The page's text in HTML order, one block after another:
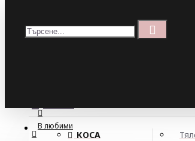
Кошница
В любими
КОСА